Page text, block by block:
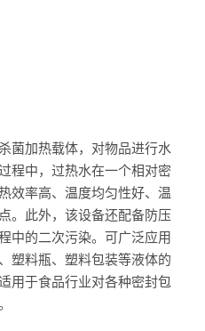
菌加热载体，对物品进行水
程中，过热水在一个相对密
效率高、温度均匀性好、温
。此外，该设备还配备防压
中的二次污染。可广泛应用
塑料瓶、塑料包装等液体的
用于食品行业对各种密封包